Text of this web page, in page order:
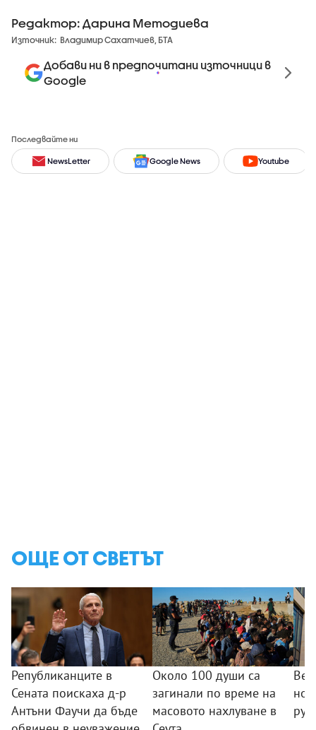
Редактор: Дарина Методиева
Източник: Владимир Сахатчиев, БТА
Добави ни в предпочитани източници в
Google
Последвайте ни
NewsLetter Google News Youtube
ОЩЕ ОТ СВЕТЪТ
Републиканците в
Сената поискаха д-р
Антъни Фаучи да бъде
Около 100 души са
загинали по време на
масовото нахлуване в